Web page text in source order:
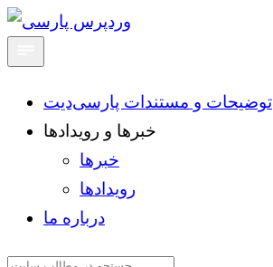
توضیحات و مستندات پارسی‌دیت
خبرها و رویدادها
خبرها
رویدادها
درباره ما